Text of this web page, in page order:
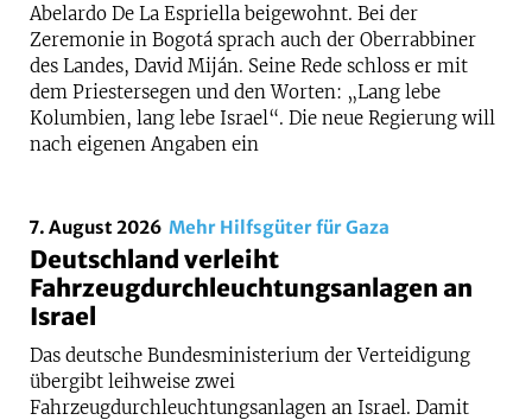
Abelardo De La Espriella beigewohnt. Bei der
Zeremonie in Bogotá sprach auch der Oberrabbiner
des Landes, David Miján. Seine Rede schloss er mit
dem Priestersegen und den Worten: „Lang lebe
Kolumbien, lang lebe Israel“. Die neue Regierung will
nach eigenen Angaben ein
7. August 2026 Mehr Hilfsgüter für Gaza
Deutschland verleiht
Fahrzeugdurchleuchtungsanlagen an
Israel
Das deutsche Bundesministerium der Verteidigung
übergibt leihweise zwei
Fahrzeugdurchleuchtungsanlagen an Israel. Damit